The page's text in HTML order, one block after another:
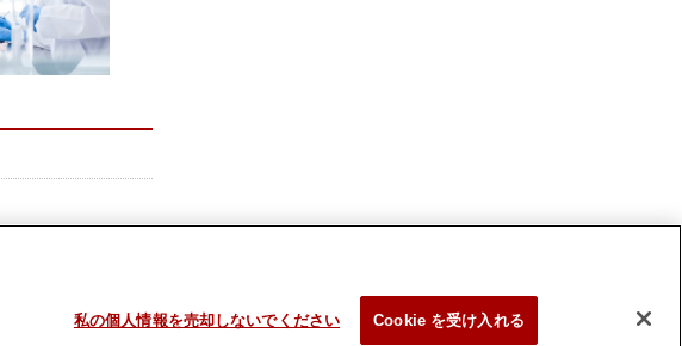
私の個人情報を売却しないでください Cookie を受け入れる